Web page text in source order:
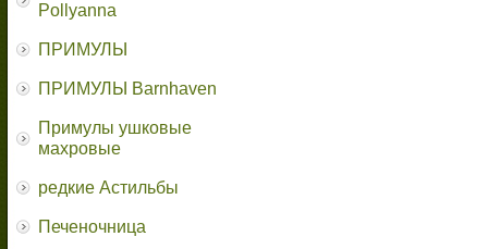
Pollyanna
ПРИМУЛЫ
ПРИМУЛЫ Barnhaven
Примулы ушковые
махровые
редкие Астильбы
Печеночница